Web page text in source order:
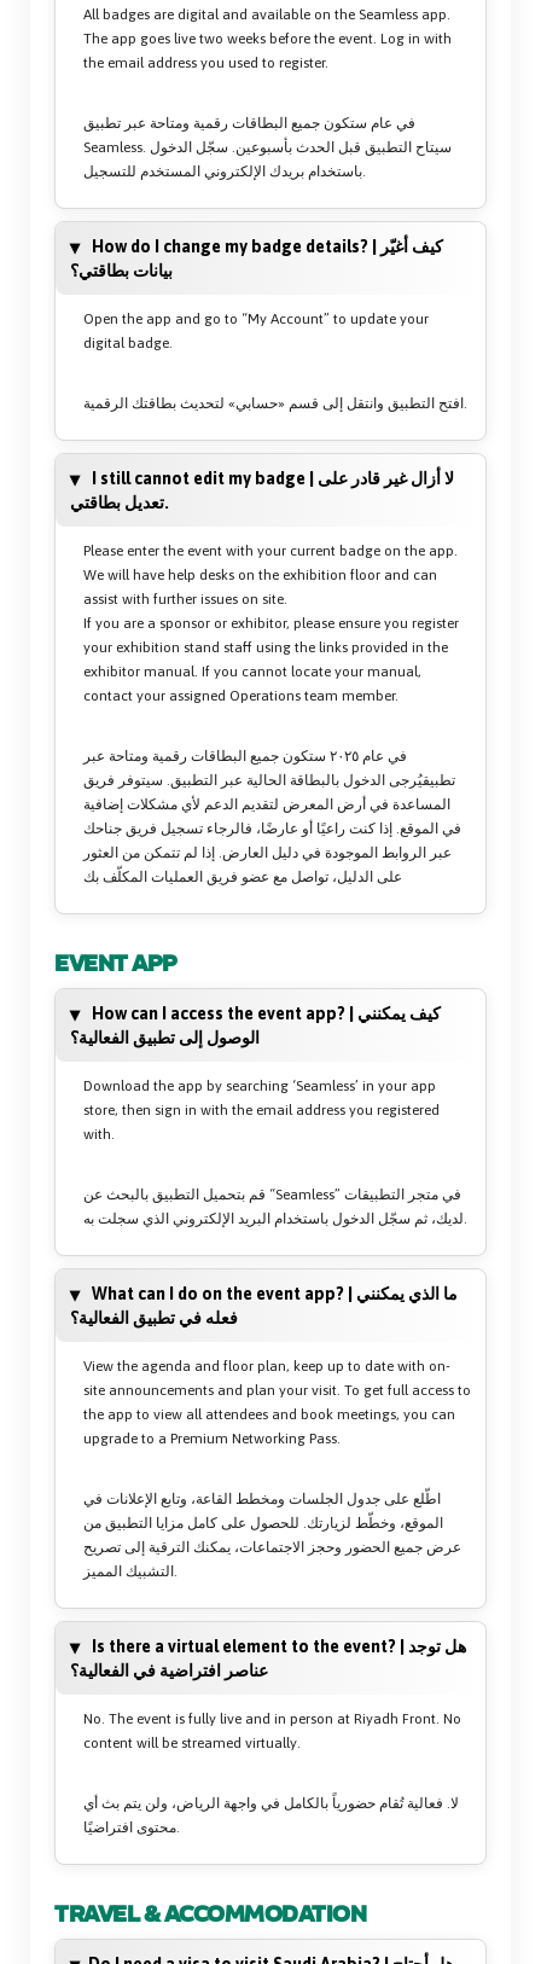
All badges are digital and available on the Seamless app.
The app goes live two weeks before the event. Log in with
the email address you used to register.
في عام ستكون جميع البطاقات رقمية ومتاحة عبر تطبيق
Seamless. سيتاح التطبيق قبل الحدث بأسبوعين. سجّل الدخول
باستخدام بريدك الإلكتروني المستخدم للتسجيل.
How do I change my badge details? | كيف أغيّر
بيانات بطاقتي؟
Open the app and go to “My Account” to update your
digital badge.
افتح التطبيق وانتقل إلى قسم «حسابي» لتحديث بطاقتك الرقمية.
I still cannot edit my badge | لا أزال غير قادر على
تعديل بطاقتي.
Please enter the event with your current badge on the app.
We will have help desks on the exhibition floor and can
assist with further issues on site.
If you are a sponsor or exhibitor, please ensure you register
your exhibition stand staff using the links provided in the
exhibitor manual. If you cannot locate your manual,
contact your assigned Operations team member.
في عام ٢٠٢٥ ستكون جميع البطاقات رقمية ومتاحة عبر
تطبيقيُرجى الدخول بالبطاقة الحالية عبر التطبيق. سيتوفر فريق
المساعدة في أرض المعرض لتقديم الدعم لأي مشكلات إضافية
في الموقع. إذا كنت راعيًا أو عارضًا، فالرجاء تسجيل فريق جناحك
عبر الروابط الموجودة في دليل العارض. إذا لم تتمكن من العثور
على الدليل، تواصل مع عضو فريق العمليات المكلّف بك
EVENT APP
How can I access the event app? | كيف يمكنني
الوصول إلى تطبيق الفعالية؟
Download the app by searching ‘Seamless’ in your app
store, then sign in with the email address you registered
with.
قم بتحميل التطبيق بالبحث عن “Seamless” في متجر التطبيقات
لديك، ثم سجّل الدخول باستخدام البريد الإلكتروني الذي سجلت به.
What can I do on the event app? | ما الذي يمكنني
فعله في تطبيق الفعالية؟
View the agenda and floor plan, keep up to date with on-
site announcements and plan your visit. To get full access to
the app to view all attendees and book meetings, you can
upgrade to a Premium Networking Pass.
اطّلع على جدول الجلسات ومخطط القاعة، وتابع الإعلانات في
الموقع، وخطّط لزيارتك. للحصول على كامل مزايا التطبيق من
عرض جميع الحضور وحجز الاجتماعات، يمكنك الترقية إلى تصريح
التشبيك المميز.
Is there a virtual element to the event? | هل توجد
عناصر افتراضية في الفعالية؟
No. The event is fully live and in person at Riyadh Front. No
content will be streamed virtually.
لا. فعالية تُقام حضورياً بالكامل في واجهة الرياض، ولن يتم بث أي
محتوى افتراضيًا.
TRAVEL & ACCOMMODATION